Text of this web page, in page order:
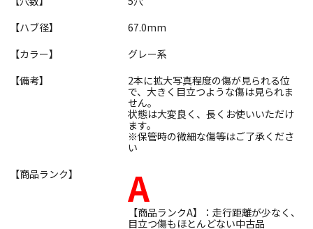
【ハブ径】
67.0mm
【カラー】
グレー系
【備考】
2本に拡大写真程度の傷が見られる位
で、大きく目立つような傷は見られま
せん。
状態は大変良く、長くお使いいただけ
ます。
※保管時の微細な傷等はご了承くださ
い
【商品ランク】
A
【商品ランクA】：走行距離が少なく、
目立つ傷もほとんどない中古品